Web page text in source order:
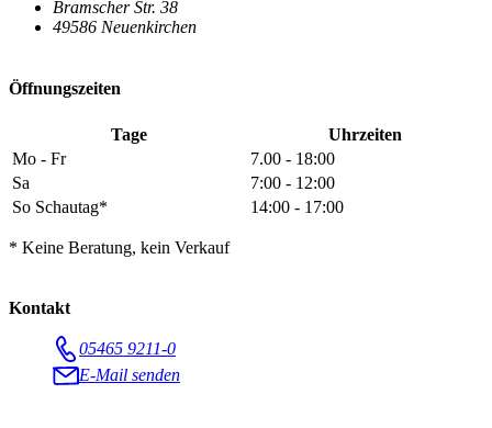
Bramscher Str. 38
49586 Neuenkirchen
Öffnungszeiten
Tage
Uhrzeiten
Mo - Fr
7.00 - 18:00
Sa
7:00 - 12:00
So Schautag*
14:00 - 17:00
* Keine Beratung, kein Verkauf
Kontakt
05465 9211-0
E-Mail senden